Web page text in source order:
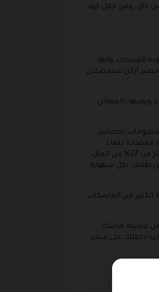
حال، ومن خلال كود
المنتجات وأنها
خصم أركن ستحصلين
ويمدها بالمعادن
الخصومات تحصلين
فرشاة الوجه المضادة للماء
المتوفرة بخصم 40%، ولشراء مقشر حمضي بسعر مناسب عليكِ التوجه إلى المتجر ومع استخدامك لكوبون خصم أركن ستوفيرين أكثر من 27% من المال،
طلبك بكل سهولة
الكثير من الماسكات
غارنييه ماسك
دخولك على متجر